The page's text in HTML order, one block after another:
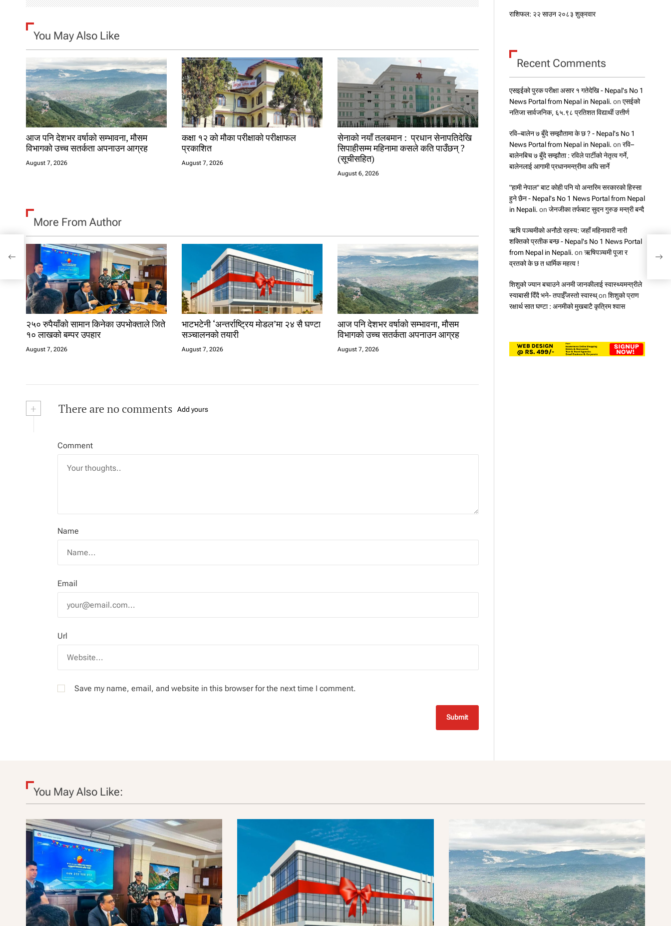
i
g
a
t
i
o
n
You May Also Like
आज पनि देशभर वर्षाको सम्भावना, मौसम
विभागको उच्च सतर्कता अपनाउन आग्रह
August 7, 2026
कक्षा १२ को मौका परीक्षाको परीक्षाफल
प्रकाशित
August 7, 2026
सेनाको नयाँ तलबमान : प्रधान सेनापतिदेखि
सिपाहीसम्म महिनामा कसले कति पाउँछन् ?
(सूचीसहित)
August 6, 2026
More From Author
२५० रुपैयाँको सामान किनेका उपभोक्ताले जिते
१० लाखको बम्पर उपहार
August 7, 2026
भाटभटेनी ‘अन्तर्राष्ट्रिय मोडल’मा २४ सै घण्टा
सञ्चालनको तयारी
August 7, 2026
आज पनि देशभर वर्षाको सम्भावना, मौसम
विभागको उच्च सतर्कता अपनाउन आग्रह
August 7, 2026
+ There are no comments Add yours
Comment
Name
Email
Url
Save my name, email, and website in this browser for the next time I comment.
राशिफल: २२ साउन २०८३ शुक्रवार
Recent Comments
एसइईको पुरक परीक्षा असार १ गतेदेखि - Nepal's No 1
News Portal from Nepal in Nepali. on एसईको
नतिजा सार्वजनिक, ६५.९८ प्रतिशत विद्यार्थी उत्तीर्ण
रवि–बालेन ७ बुँदे सम्झौतामा के छ ? - Nepal's No 1
News Portal from Nepal in Nepali. on रवि–
बालेनबिच ७ बुँदे सम्झौता : रविले पार्टीको नेतृत्व गर्ने,
बालेनलाई आगामी प्रधानमन्त्रीमा अघि सार्ने
"हामी नेपाल" बाट कोही पनि यो अन्तरिम सरकारको हिस्सा
हुने छैन - Nepal's No 1 News Portal from Nepal
in Nepali. on जेनजीका तर्फबाट सुदन गुरुङ मन्त्री बन्दै
ऋषि पञ्चमीको अनौठो रहस्य: जहाँ महिनावारी नारी
शक्तिको प्रतीक बन्छ - Nepal's No 1 News Portal
from Nepal in Nepali. on ऋषिपञ्चमी पूजा र
व्रतको के छ त धार्मिक महत्व !
शिशुको ज्यान बचाउने अनमी जानकीलाई स्वास्थ्यमन्त्रीले
स्याबासी दिँदै भने- तपाईँजस्तो स्वास्थ्on शिशुको प्राण
रक्षार्थ सात घण्टा : अनमीको मुखबाटै कृत्रिम श्वास
You May Also Like: